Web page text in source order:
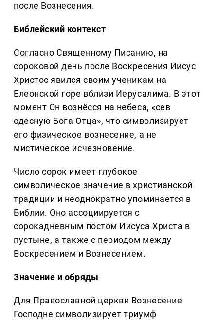
после Вознесения.
Библейский контекст
Согласно Священному Писанию, на
сороковой день после Воскресения Иисус
Христос явился своим ученикам на
Елеонской горе вблизи Иерусалима. В этот
момент Он вознёсся на небеса, «сев
одесную Бога Отца», что символизирует
его физическое вознесение, а не
мистическое исчезновение.
Число сорок имеет глубокое
символическое значение в христианской
традиции и неоднократно упоминается в
Библии. Оно ассоциируется с
сорокадневным постом Иисуса Христа в
пустыне, а также с периодом между
Воскресением и Вознесением.
Значение и обряды
Для Православной церкви Вознесение
Господне символизирует триумф